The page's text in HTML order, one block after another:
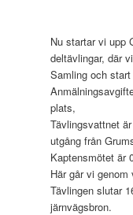
Nu startar vi upp
deltävlingar, där
Samling och
plats,
Tävlingsvattnet
utgång från
Kaptensmötet är
Här går vi genom
Tävlingen slutar
järnvägsbron.